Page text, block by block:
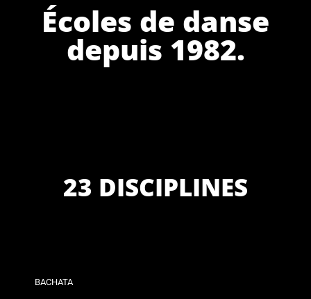
Écoles de danse
depuis 1982.
23 DISCIPLINES
BACHATA